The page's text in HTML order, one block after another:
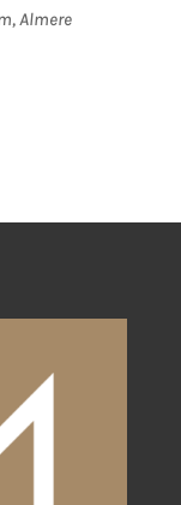
Almere